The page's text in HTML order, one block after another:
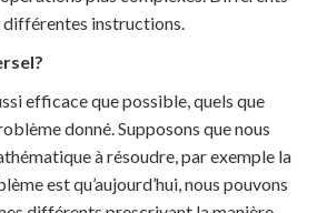
instructions.
efficace que possible, quels que
donné. Supposons que nous
à résoudre, par exemple la
est qu’aujourd’hui, nous pouvons